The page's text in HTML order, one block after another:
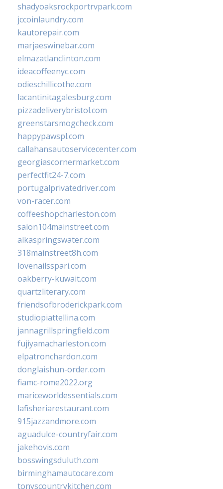
shadyoaksrockportrvpark.com
jccoinlaundry.com
kautorepair.com
marjaeswinebar.com
elmazatlanclinton.com
ideacoffeenyc.com
odieschillicothe.com
lacantinitagalesburg.com
pizzadeliverybristol.com
greenstarsmogcheck.com
happypawspl.com
callahansautoservicecenter.com
georgiascornermarket.com
perfectfit24-7.com
portugalprivatedriver.com
von-racer.com
coffeeshopcharleston.com
salon104mainstreet.com
alkaspringswater.com
318mainstreet8h.com
lovenailsspari.com
oakberry-kuwait.com
quartzliterary.com
friendsofbroderickpark.com
studiopiattellina.com
jannagrillspringfield.com
fujiyamacharleston.com
elpatronchardon.com
donglaishun-order.com
fiamc-rome2022.org
mariceworldessentials.com
lafisheriarestaurant.com
915jazzandmore.com
aguadulce-countryfair.com
jakehovis.com
bosswingsduluth.com
birminghamautocare.com
tonyscountrykitchen.com